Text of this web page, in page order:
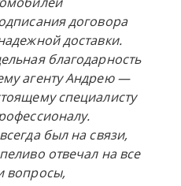
договора
доставки.
благодарность
агенту Андрею —
специалисту
был на связи,
отвечал на все
вопросы,